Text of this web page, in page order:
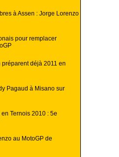
à Assen : Jorge Lorenzo
pour remplacer
préparent déjà 2011 en
Pagaud à Misano sur
Ternois 2010 : 5e
au MotoGP de